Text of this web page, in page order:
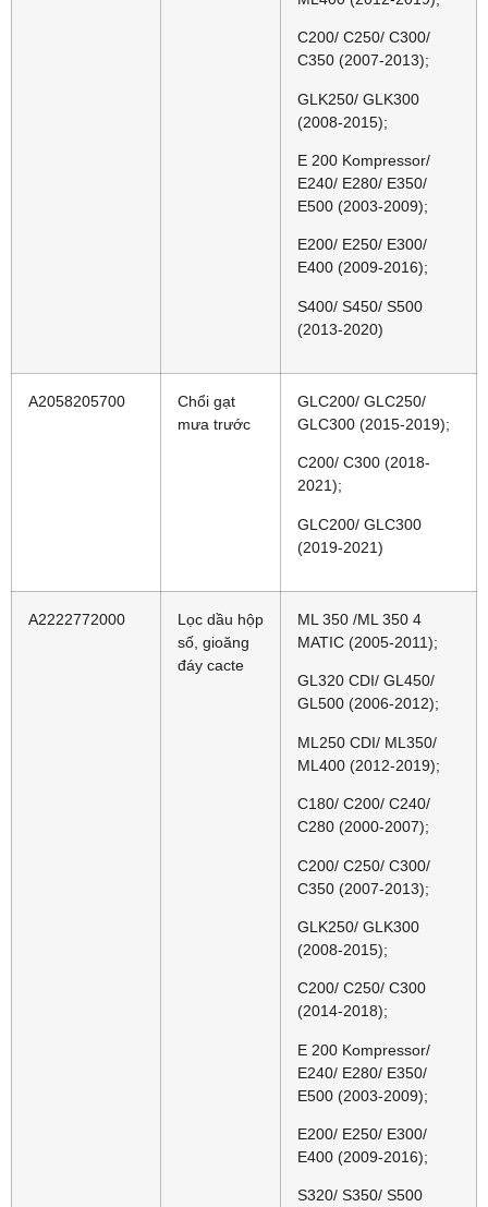
C200/ C250/ C300/
C350 (2007-2013);
GLK250/ GLK300
(2008-2015);
E 200 Kompressor/
E240/ E280/ E350/
E500 (2003-2009);
E200/ E250/ E300/
E400 (2009-2016);
S400/ S450/ S500
(2013-2020)
A2058205700
Chổi gạt
mưa trước
GLC200/ GLC250/
GLC300 (2015-2019);
C200/ C300 (2018-
2021);
GLC200/ GLC300
(2019-2021)
A2222772000
Lọc dầu hộp
số, gioăng
đáy cacte
ML 350 /ML 350 4
MATIC (2005-2011);
GL320 CDI/ GL450/
GL500 (2006-2012);
ML250 CDI/ ML350/
ML400 (2012-2019);
C180/ C200/ C240/
C280 (2000-2007);
C200/ C250/ C300/
C350 (2007-2013);
GLK250/ GLK300
(2008-2015);
C200/ C250/ C300
(2014-2018);
E 200 Kompressor/
E240/ E280/ E350/
E500 (2003-2009);
E200/ E250/ E300/
E400 (2009-2016);
S320/ S350/ S500